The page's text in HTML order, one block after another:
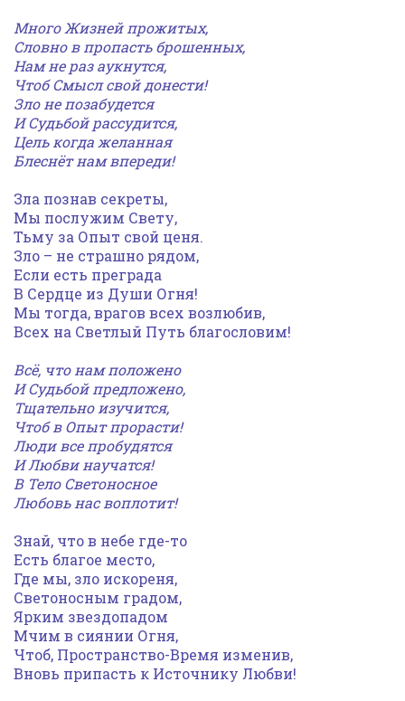
Много Жизней прожитых,
Словно в пропасть брошенных,
Нам не раз аукнутся,
Чтоб Смысл свой донести!
Зло не позабудется
И Судьбой рассудится,
Цель когда желанная
Блеснёт нам впереди!
Зла познав секреты,
Мы послужим Свету,
Тьму за Опыт свой ценя.
Зло – не страшно рядом,
Если есть преграда
В Сердце из Души Огня!
Мы тогда, врагов всех возлюбив,
Всех на Светлый Путь благословим!
Всё, что нам положено
И Судьбой предложено,
Тщательно изучится,
Чтоб в Опыт прорасти!
Люди все пробудятся
И Любви научатся!
В Тело Светоносное
Любовь нас воплотит!
Знай, что в небе где-то
Есть благое место,
Где мы, зло искореня,
Светоносным градом,
Ярким звездопадом
Мчим в сиянии Огня,
Чтоб, Пространство-Время изменив,
Вновь припасть к Источнику Любви!